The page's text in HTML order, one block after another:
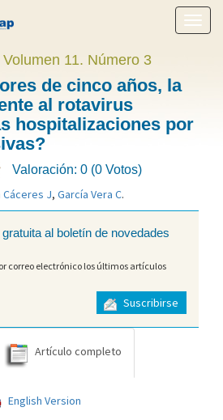
menú
11. Número 3
de cinco años, la
al rotavirus
hospitalizaciones por
Valoración: 0 (0 Votos)
Cáceres J, García Vera C.
al boletín de novedades
correo electrónico los últimos artículos
Suscribirse
Artículo completo
English Version